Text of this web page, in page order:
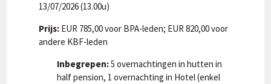
13/07/2026 (13.00u)
Prijs: EUR 785,00 voor BPA-leden; EUR 820,00 voor
andere KBF-leden
Inbegrepen:5 overnachtingen in hutten in
half pension, 1 overnachting in Hotel (enkel